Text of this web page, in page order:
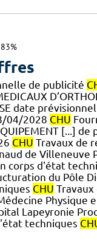
83%
de publicité
date
04/2028 CHU
[...]
CHU Travaux de
de Villeneuve
corps d'état
du Pôle
CHU
Physique
Lapeyronie
techniques